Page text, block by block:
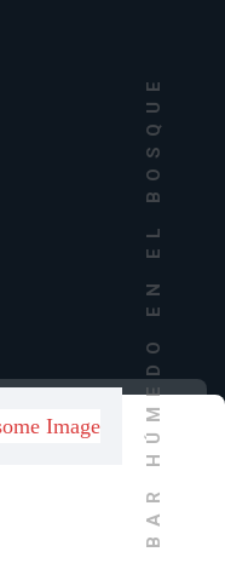
BAR HÚMEDO EN EL BOSQUE